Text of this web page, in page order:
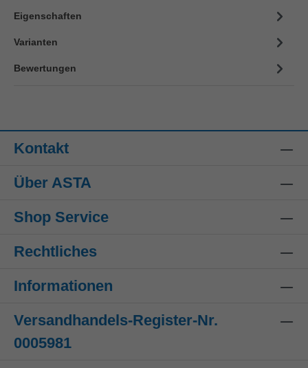
Eigenschaften
Varianten
Bewertungen
Kontakt
Über ASTA
Shop Service
Rechtliches
Informationen
Versandhandels-Register-Nr.
0005981